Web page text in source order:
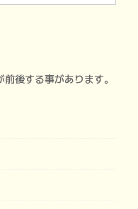
後する事があります。